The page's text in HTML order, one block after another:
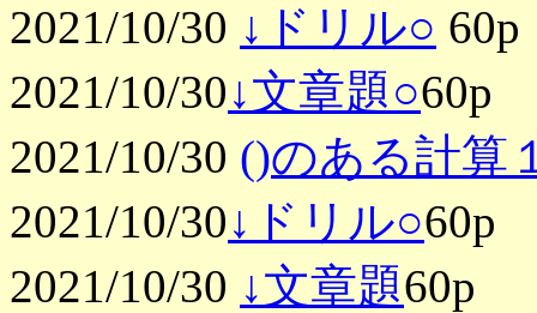
2021/10/30 ↓ドリル○ 60p
2021/10/30↓文章題○60p
2021/10/30 ()のある計算
2021/10/30↓ドリル○60p
2021/10/30 ↓文章題60p